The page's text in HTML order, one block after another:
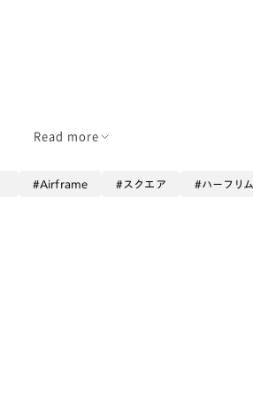
Read more
Airframe スクエア ハーフリム